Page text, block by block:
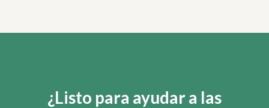
¿Listo para ayudar a las